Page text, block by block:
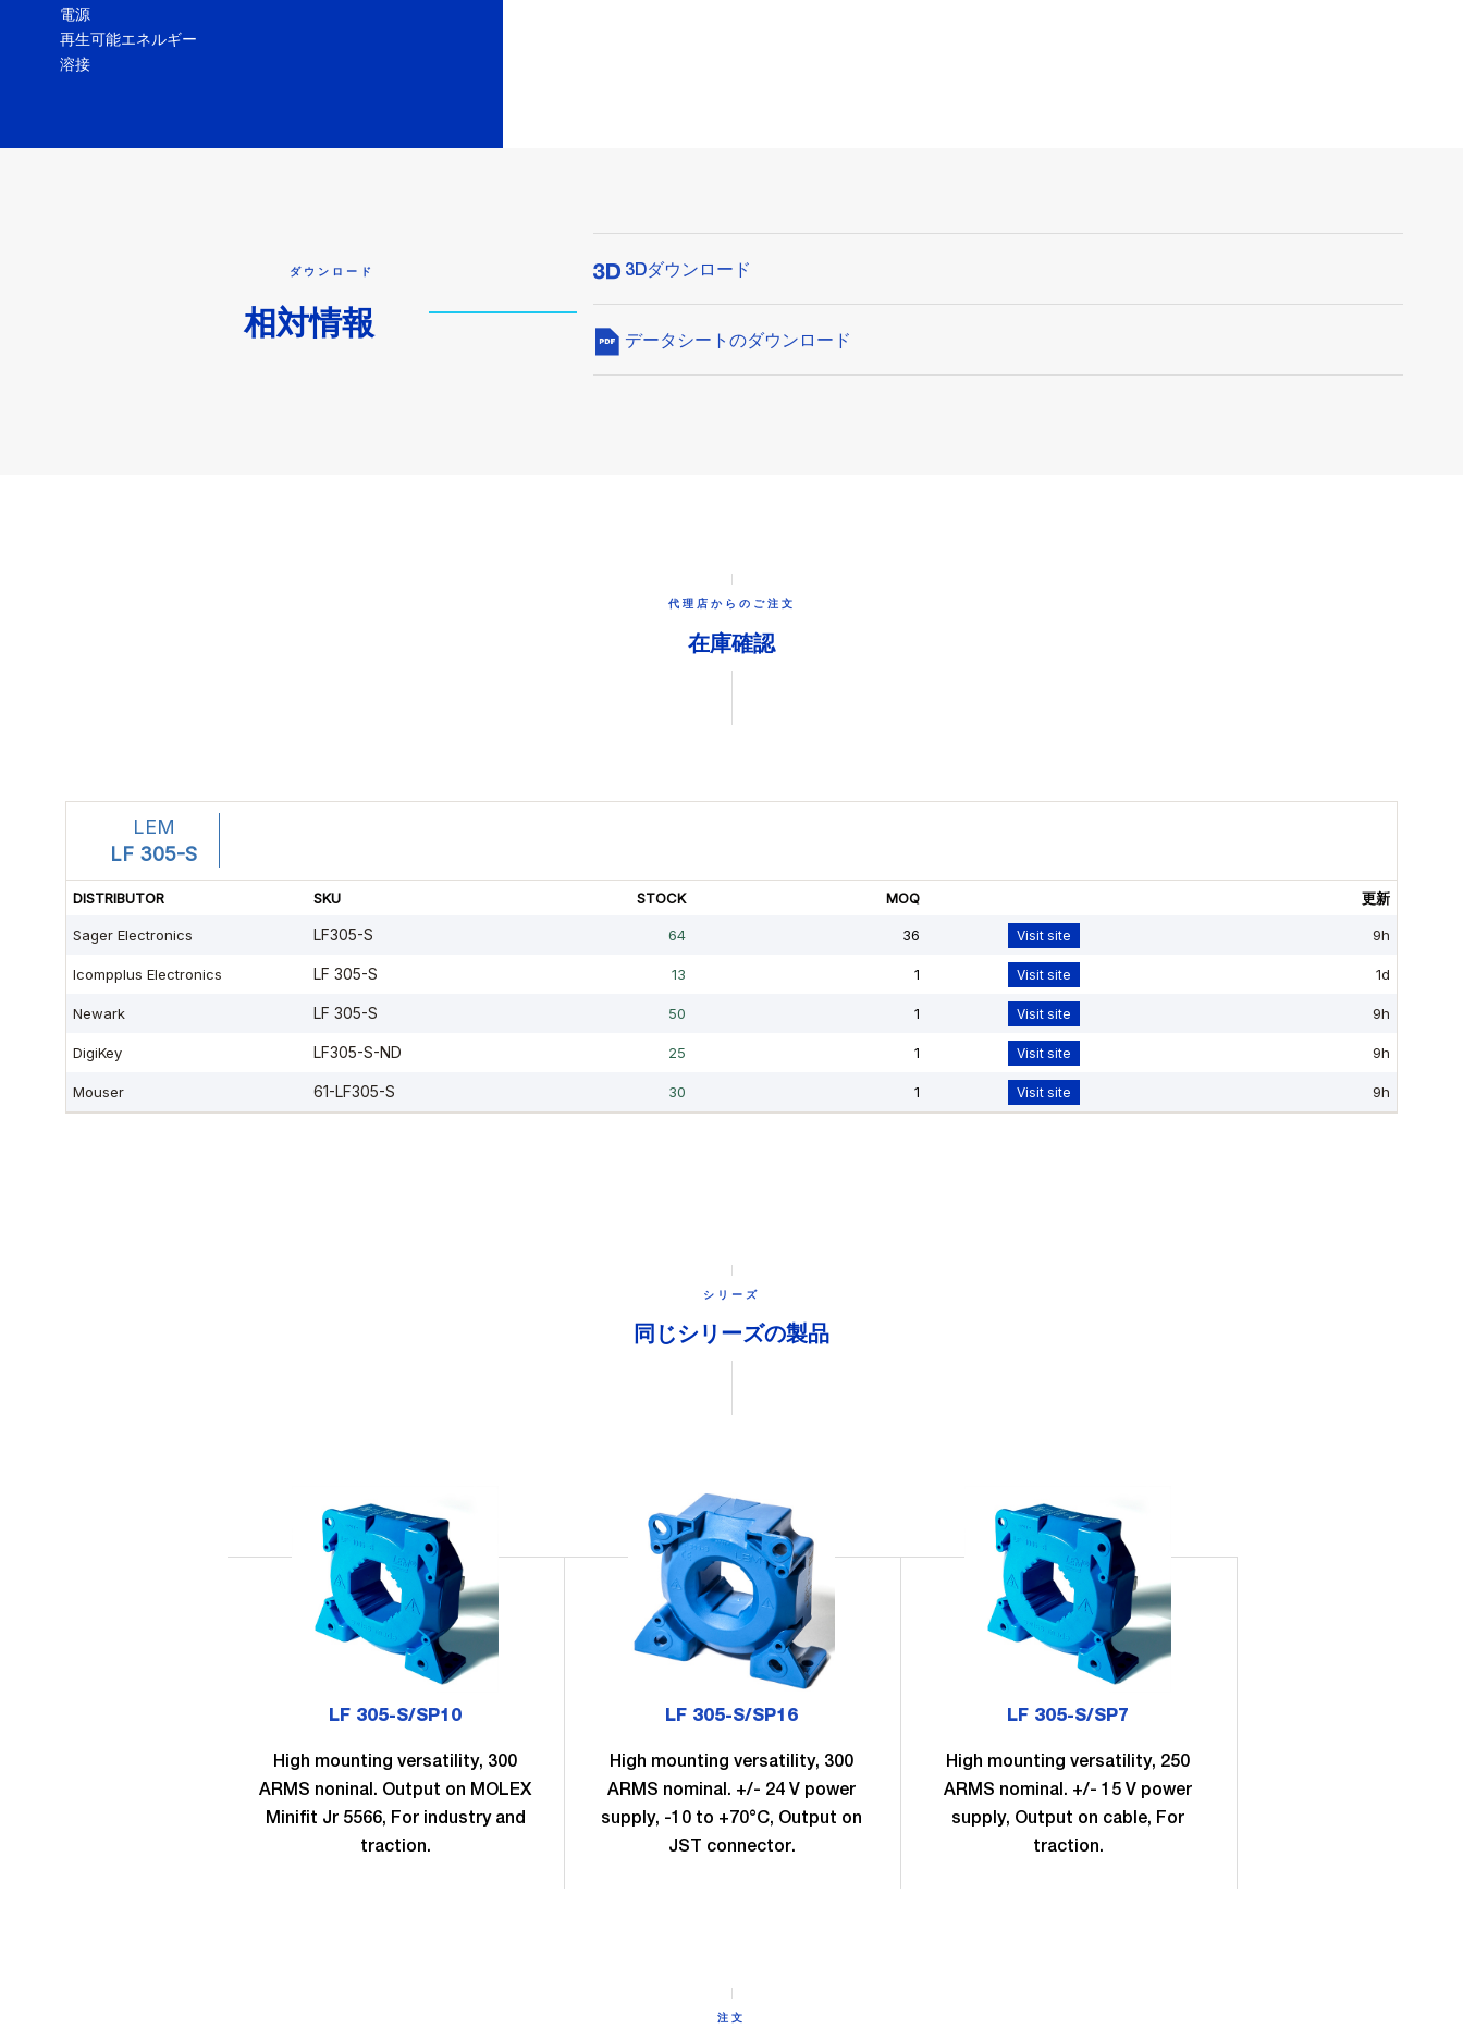
電源
再生可能エネルギー
溶接
ダウンロード
相対情報
3Dダウンロード
データシートのダウンロード
代理店からのご注文
在庫確認
シリーズ
同じシリーズの製品
LF 305-S/SP10
High mounting versatility, 300
ARMS noninal. Output on MOLEX
Minifit Jr 5566, For industry and
traction.
LF 305-S/SP16
High mounting versatility, 300
ARMS nominal. +/- 24 V power
supply, -10 to +70°C, Output on
JST connector.
LF 305-S/SP7
High mounting versatility, 250
ARMS nominal. +/- 15 V power
supply, Output on cable, For
traction.
注文